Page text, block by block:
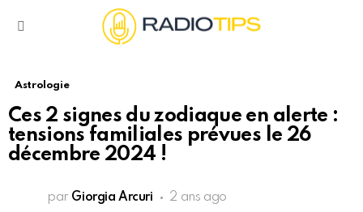
Astrologie
Ces 2 signes du zodiaque en alerte :
tensions familiales prévues le 26
décembre 2024 !
par Giorgia Arcuri 2 ans ago